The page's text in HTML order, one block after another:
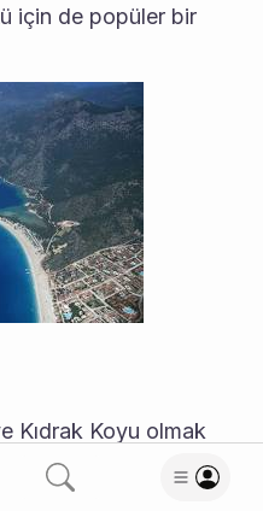
için de popüler bir
Kıdrak Koyu olmak
Belcekız